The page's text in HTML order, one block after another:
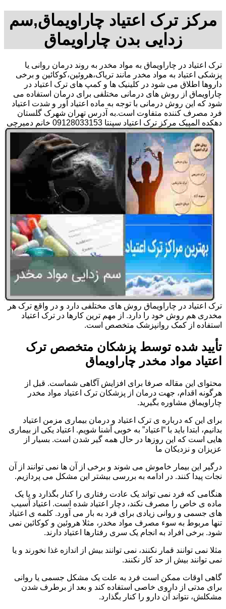
مرکز ترک اعتیاد چاراویماق,سم
زدایی بدن چاراویماق
ترک اعتیاد در چاراویماق به مواد مخدر به روند درمان روانی یا
پزشکی اعتیاد به مواد مخدر مانند تریاک،هروئین،کوکائین و برخی
داروها اطلاق می شود در کلینیک ها و کمپ های ترک اعتیاد در
چاراویماق از روش های درمانی مختلفی برای درمان استفاده می
شود که این روش درمانی با توجه به ماده اعتیاد آور و شدت اعتیاد
فرد مصرف کننده متفاوت است.به آدرس تهران شهرک گلستان
دهکده المپیک مرکز ترک اعتیاد سپنتا 09128033153 خانم دمیرچی
ترک اعتیاد در چاراویماق روش های مختلفی دارد و در واقع ترک هر
مخدری هم روش خود را دارد. از مهم ترین کارها در ترک اعتیاد
استفاده از کمک روانپزشک متخصص است.
تأیید شده توسط پزشکان متخصص ترک
اعتیاد مواد مخدر چاراویماق
محتوای این مقاله صرفا برای افزایش آگاهی شماست. قبل از
هرگونه اقدام، جهت درمان از پزشکان ترک اعتیاد مواد مخدر
چاراویماق مشاوره بگیرید.
برای این که درباره ی ترک اعتیاد و درمان بیماری مزمن اعتیاد
بدانیم، ابتدا باید با “اعتیاد” به خوبی آشنا شویم. اعتیاد یکی از بیماری
هایی است که این روزها در حال همه گیر شدن است. بسیار از
عزیزان و نزدیکان ما
درگیر این بیمار خاموش می شوند و برخی از آن ها نمی توانند از آن
نجات پیدا کنند. در ادامه به بررسی بیشتر این مشکل می پردازیم.
هنگامی که فرد نمی تواند یک عادت رفتاری را کنار بگذارد و یا یک
ماده ی خاص را مصرف نکند، دچار اعتیاد شده است. اعتیاد آسیب
های جسمی و روانی زیادی برای فرد به بار می آورد. کلمه ی اعتیاد
تنها مربوط به سوء مصرف مواد مخدر، مثلا هروئین و کوکائین نمی
شود. برخی افراد به انجام یک سری رفتارها اعتیاد دارند.
مثلا نمی توانند قمار نکنند، نمی توانند بیش از اندازه غذا نخورند و یا
نمی توانند بیش از حد کار نکنند.
گاهی اوقات ممکن است فرد به علت یک مشکل جسمی یا روانی
برای مدتی از داروی خاصی استفاده کند و بعد از برطرف شدن
مشکلش، نتواند آن دارو را کنار بگذارد.